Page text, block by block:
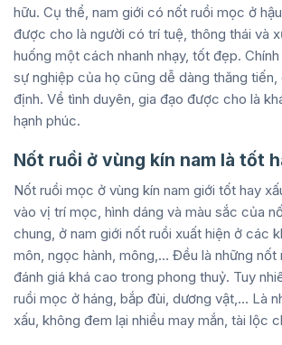
hữu. Cụ thể, nam giới có nốt ruồi mọc ở
được cho là người có trí tuệ, thông thái và
huống một cách nhanh nhạy, tốt đẹp.
sự nghiệp của họ cũng dễ dàng thăng tiến,
định. Về tình duyên, gia đạo được cho là
hạnh phúc.
Nốt ruồi ở vùng kín nam là tốt
Nốt ruồi mọc ở vùng kín nam giới tốt hay
vào vị trí mọc, hình dáng và màu sắc của
chung, ở nam giới nốt ruồi xuất hiện ở các
môn, ngọc hành, mông,… Đều là những
đánh giá khá cao trong phong thuỷ. Tuy
ruồi mọc ở háng, bắp đùi, dương vật,… Là
xấu, không đem lại nhiều may mắn, tài lộc